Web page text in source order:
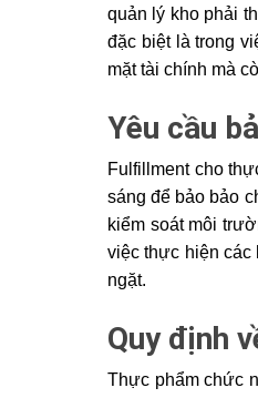
quản lý kho phải
đặc biệt là trong
mặt tài chính mà
Yêu cầu
Fulfillment cho
sáng để bảo bảo
kiểm soát môi
việc thực hiện các
ngặt.
Quy định
Thực phẩm chức